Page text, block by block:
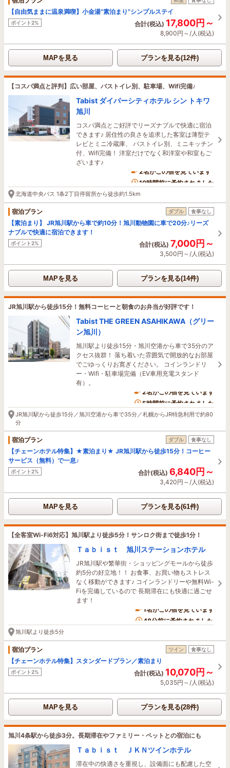
【自由気ままに温泉満喫】小金湯“素泊まり”シンプルステイ
ポイント2% 合計(税込) 17,800円～
8,900円～/人(税込)
MAPを見る プランを見る(12件)
【コスパ満点と評判】広い部屋、バストイレ別、駐車場、Wifi完備♪
Tabist ダイバーシティホテル シン トキワ
旭川
コスパ満点とご好評でリーズナブルで快適に宿泊
できます♪ 居住性の良さを追求した客室は薄型テ
レビとミニ冷蔵庫、 バストイレ別、ミニキッチン
付、Wifi完備！ 洋室だけでなく和洋室や和室もご
ざいます♪
2名がこの宿を見ています
10時間前に予約されました
北海道中央バス 1条2丁目停留所から徒歩約1.5km
宿泊プラン ダブル 食事なし
【素泊まり】 JR旭川駅から車で約10分！旭川動物園に車で20分♪リーズ
ナブルで快適に宿泊できます！
ポイント2% 合計(税込) 7,000円～
3,500円～/人(税込)
MAPを見る プランを見る(14件)
JR旭川駅から徒歩15分！無料コーヒーと朝食のお弁当が好評です！
Tabist THE GREEN ASAHIKAWA（グリー
ン旭川）
旭川駅より徒歩15分・旭川空港から車で35分のア
クセス抜群！ 落ち着いた雰囲気で開放的なお部屋
でごゆっくりお寛ぎください。 コインランドリ
ー・Wifi・駐車場完備（EV車用充電スタンド
有）。
2名がこの宿を見ています
5時間前に予約されました
JR旭川駅から徒歩15分／旭川空港から車で35分／札幌からJR特急利用で約80
分
宿泊プラン ダブル 食事なし
【チェーンホテル特集】★素泊まり★ JR旭川駅から徒歩15分！コーヒー
サービス（無料）で一息♪
ポイント2% 合計(税込) 6,840円～
3,420円～/人(税込)
MAPを見る プランを見る(61件)
【全客室Wi-Fi6対応】旭川駅より徒歩5分！サンロク街まで徒歩1分！
Ｔａｂｉｓｔ 旭川ステーションホテル
JR旭川駅や繁華街・ショッピングモールから徒歩
約5分の好立地！！ お食事、お買い物もストレス
なく移動ができます♪ コインランドリーや無料Wi-
Fiを完備しているので 長期滞在にも快適に過ごせ
ます！
1名がこの宿を見ています
48分前に予約されました
旭川駅より徒歩5分
宿泊プラン ツイン 食事なし
【チェーンホテル特集】スタンダードプラン／素泊まり
ポイント2% 合計(税込) 10,070円～
5,035円～/人(税込)
MAPを見る プランを見る(28件)
旭川4条駅から徒歩3分。長期滞在やファミリー・ペットとの宿泊にも
Ｔａｂｉｓｔ ＪＫＮツインホテル
滞在中の快適さを重視し、設備面にも配慮した空